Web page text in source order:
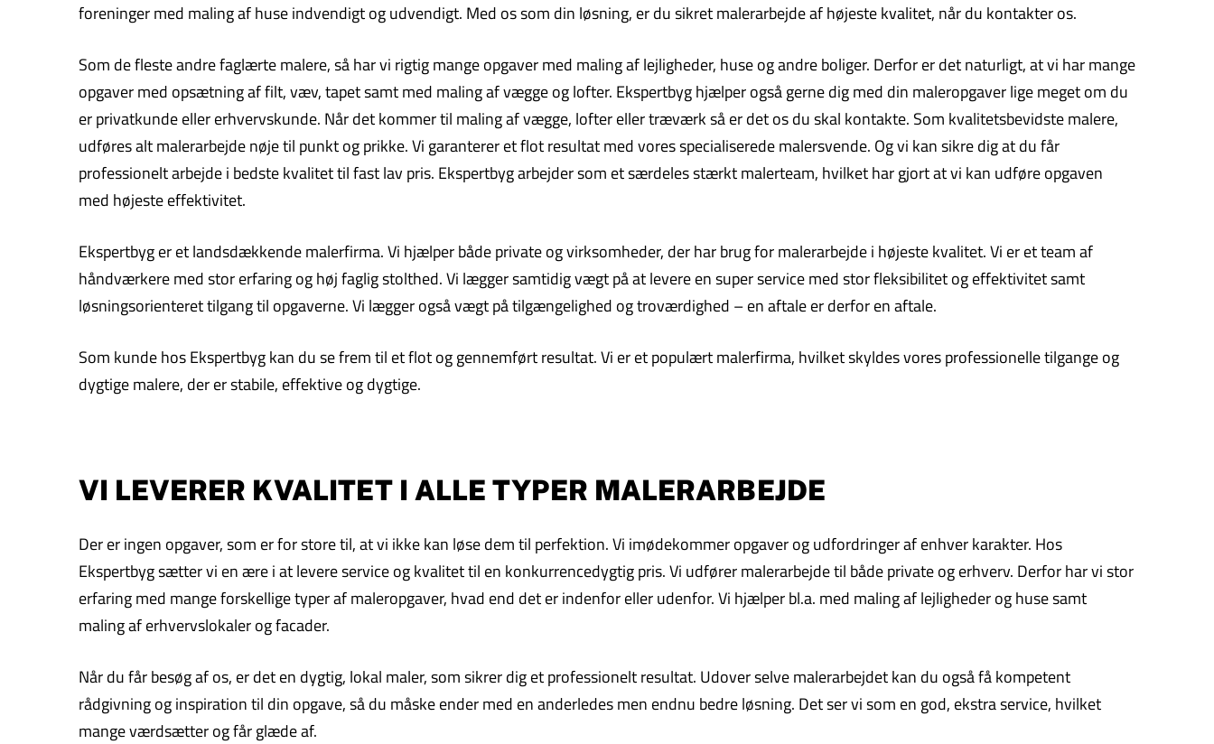
foreninger med maling af huse indvendigt og udvendigt. Med os som din løsning, er du sikret malerarbejde af højeste kvalitet, når du kontakter os.
Som de fleste andre faglærte malere, så har vi rigtig mange opgaver med maling af lejligheder, huse og andre boliger. Derfor er det naturligt, at vi har mange
opgaver med opsætning af filt, væv, tapet samt med maling af vægge og lofter. Ekspertbyg hjælper også gerne dig med din maleropgaver lige meget om du
er privatkunde eller erhvervskunde. Når det kommer til maling af vægge, lofter eller træværk så er det os du skal kontakte. Som kvalitetsbevidste malere,
udføres alt malerarbejde nøje til punkt og prikke. Vi garanterer et flot resultat med vores specialiserede malersvende. Og vi kan sikre dig at du får
professionelt arbejde i bedste kvalitet til fast lav pris. Ekspertbyg arbejder som et særdeles stærkt malerteam, hvilket har gjort at vi kan udføre opgaven
med højeste effektivitet.
Ekspertbyg er et landsdækkende malerfirma. Vi hjælper både private og virksomheder, der har brug for malerarbejde i højeste kvalitet. Vi er et team af
håndværkere med stor erfaring og høj faglig stolthed. Vi lægger samtidig vægt på at levere en super service med stor fleksibilitet og effektivitet samt
løsningsorienteret tilgang til opgaverne. Vi lægger også vægt på tilgængelighed og troværdighed – en aftale er derfor en aftale.
Som kunde hos Ekspertbyg kan du se frem til et flot og gennemført resultat. Vi er et populært malerfirma, hvilket skyldes vores professionelle tilgange og
dygtige malere, der er stabile, effektive og dygtige.
VI LEVERER KVALITET I ALLE TYPER MALERARBEJDE
Der er ingen opgaver, som er for store til, at vi ikke kan løse dem til perfektion. Vi imødekommer opgaver og udfordringer af enhver karakter. Hos
Ekspertbyg sætter vi en ære i at levere service og kvalitet til en konkurrencedygtig pris. Vi udfører malerarbejde til både private og erhverv. Derfor har vi stor
erfaring med mange forskellige typer af maleropgaver, hvad end det er indenfor eller udenfor. Vi hjælper bl.a. med maling af lejligheder og huse samt
maling af erhvervslokaler og facader.
Når du får besøg af os, er det en dygtig, lokal maler, som sikrer dig et professionelt resultat. Udover selve malerarbejdet kan du også få kompetent
rådgivning og inspiration til din opgave, så du måske ender med en anderledes men endnu bedre løsning. Det ser vi som en god, ekstra service, hvilket
mange værdsætter og får glæde af.